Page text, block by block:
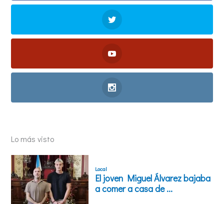
Lo más visto